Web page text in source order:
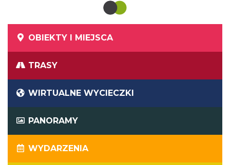
OBIEKTY I MIEJSCA
TRASY
WIRTUALNE WYCIECZKI
PANORAMY
WYDARZENIA